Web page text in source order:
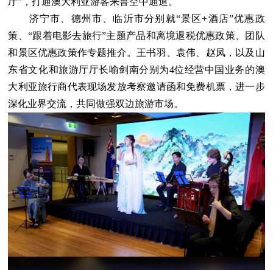
济宁市、德州市、临沂市分别就“景区+酒店”优惠政
策、“跟着电影去旅行”主题产品和离境退税优惠政策、团队
和景区优惠政策作专题推介。王书羽、袁伟、赵凤，以及山
东省文化和旅游厅厅长喻剑南分别为4位经营中国业务的澳
大利亚旅行商代表现场发放考察邀请函和免费机票，进一步
深化业界交流，共同做强双边旅游市场。